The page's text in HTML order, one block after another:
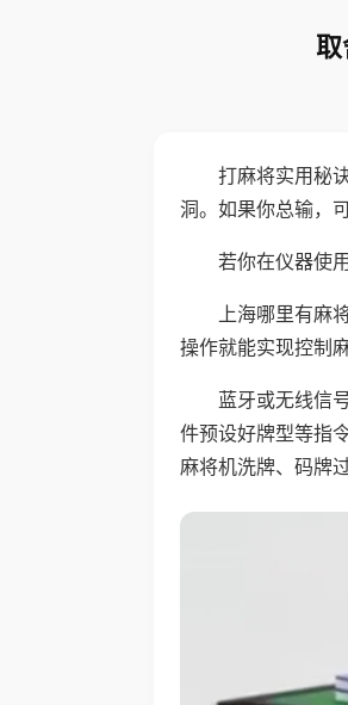
取
打麻将实用秘
洞。如果你总输，
若你在仪器使
上海哪里有麻
操作就能实现控制
蓝牙或无线信
件预设好牌型等指
麻将机洗牌、码牌